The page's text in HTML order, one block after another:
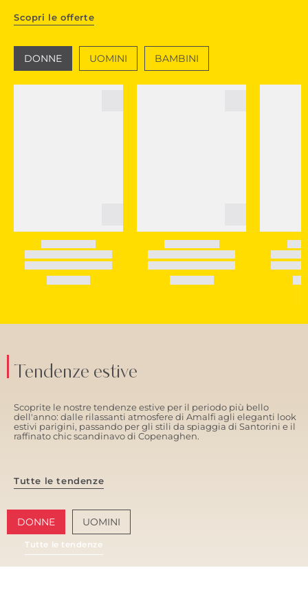
Scopri le offerte
DONNE UOMINI BAMBINI
Tendenze estive
Scoprite le nostre tendenze estive per il periodo più bello
dell'anno: dalle rilassanti atmosfere di Amalfi agli eleganti look
estivi parigini, passando per gli stili da spiaggia di Santorini e il
raffinato chic scandinavo di Copenaghen.
Tutte le tendenze
DONNE UOMINI
Tutte le tendenze